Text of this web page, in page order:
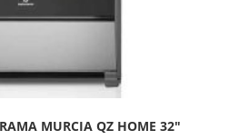
MURCIA QZ HOME 32″